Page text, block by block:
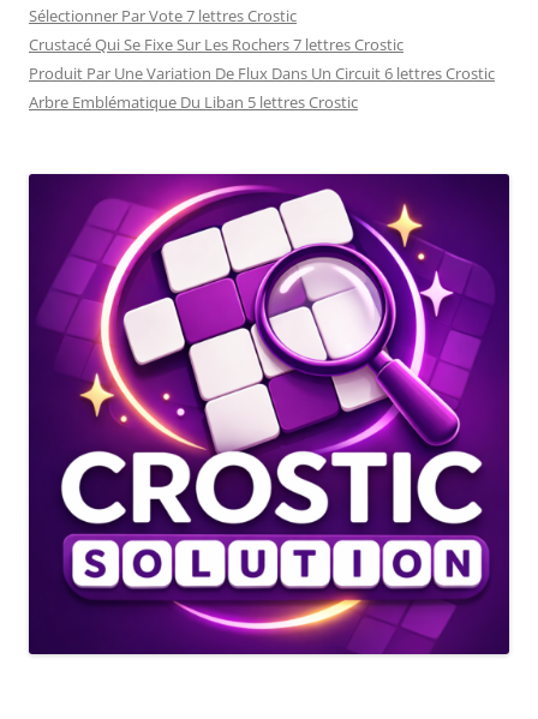
Sélectionner Par Vote 7 lettres Crostic
Crustacé Qui Se Fixe Sur Les Rochers 7 lettres Crostic
Produit Par Une Variation De Flux Dans Un Circuit 6 lettres Crostic
Arbre Emblématique Du Liban 5 lettres Crostic